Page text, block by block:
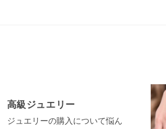
高級ジュエリー
ジュエリーの購入について悩ん